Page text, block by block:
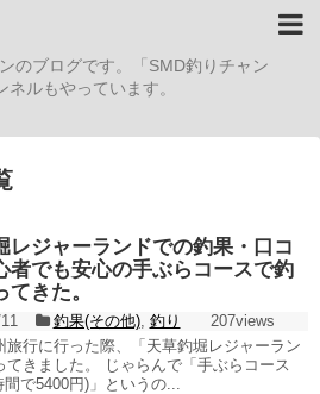
のブログです。「SMD釣りチャン
ルもやっています。
レジャーランドでの釣果・口コ
者でも安心の手ぶらコースで釣
てきた。
釣果(その他), 釣り
207views
旅行に行った際、「天草釣堀レジャーラン
てきました。 じゃらんで「手ぶらコース
で5400円)」というの...